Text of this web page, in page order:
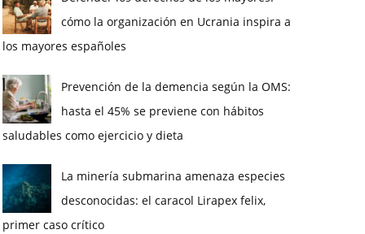
cómo la organización en Ucrania inspira a
los mayores españoles
Prevención de la demencia según la OMS:
hasta el 45% se previene con hábitos
saludables como ejercicio y dieta
La minería submarina amenaza especies
desconocidas: el caracol Lirapex felix,
primer caso crítico